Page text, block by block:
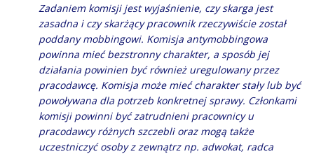
Zadaniem komisji jest wyjaśnienie, czy skarga jest
zasadna i czy skarżący pracownik rzeczywiście został
poddany mobbingowi. Komisja antymobbingowa
powinna mieć bezstronny charakter, a sposób jej
działania powinien być również uregulowany przez
pracodawcę. Komisja może mieć charakter stały lub być
powoływana dla potrzeb konkretnej sprawy. Członkami
komisji powinni być zatrudnieni pracownicy u
pracodawcy różnych szczebli oraz mogą także
uczestniczyć osoby z zewnątrz np. adwokat, radca